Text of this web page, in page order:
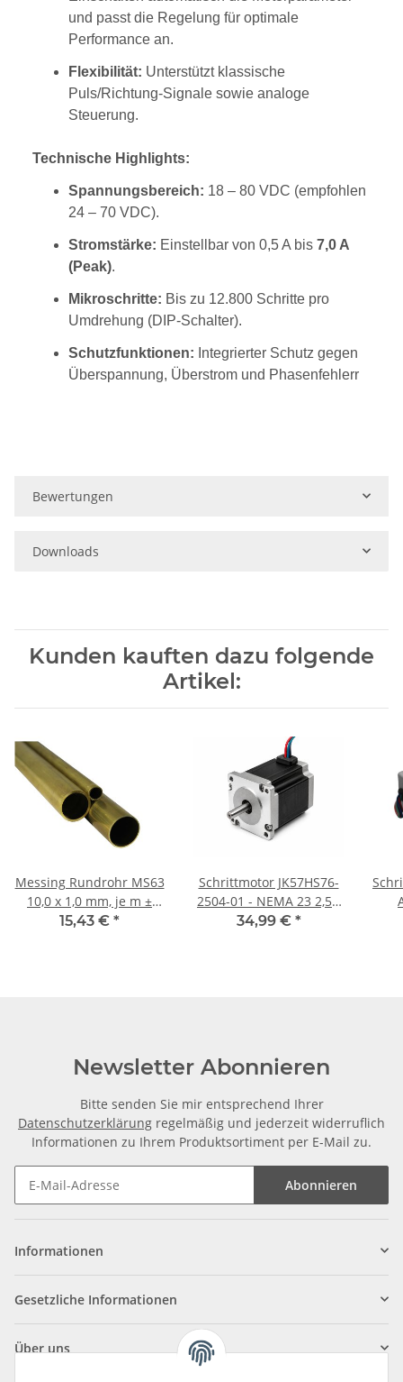
und passt die Regelung für optimale
Performance an.
Flexibilität: Unterstützt klassische
Puls/Richtung-Signale sowie analoge
Steuerung.
Technische Highlights:
Spannungsbereich: 18 – 80 VDC (empfohlen
24 – 70 VDC).
Stromstärke: Einstellbar von 0,5 A bis 7,0 A
(Peak).
Mikroschritte: Bis zu 12.800 Schritte pro
Umdrehung (DIP-Schalter).
Schutzfunktionen: Integrierter Schutz gegen
Überspannung, Überstrom und Phasenfehlerr
Bewertungen
Downloads
Kunden kauften dazu folgende
Artikel:
Messing Rundrohr MS63
10,0 x 1,0 mm, je m ±
5mm
15,43 € *
Schrittmotor JK57HS76-
2504-01 - NEMA 23 2,5A
76mm
34,99 € *
Newsletter Abonnieren
Bitte senden Sie mir entsprechend Ihrer
Datenschutzerklärung regelmäßig und jederzeit widerruflich
Informationen zu Ihrem Produktsortiment per E-Mail zu.
Abonnieren
Informationen
Gesetzliche Informationen
Über uns